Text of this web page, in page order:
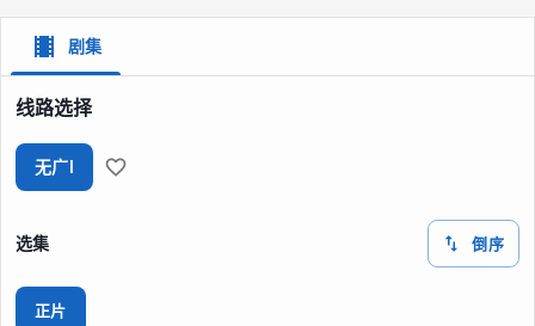
剧集
线路选择
无广I
选集 倒序
正片